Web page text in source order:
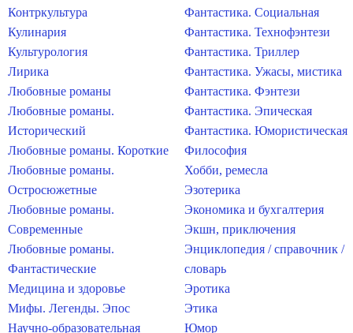
Контркультура
Кулинария
Культурология
Лирика
Любовные романы
Любовные романы.
Исторический
Любовные романы. Короткие
Любовные романы.
Остросюжетные
Любовные романы.
Современные
Любовные романы.
Фантастические
Медицина и здоровье
Мифы. Легенды. Эпос
Научно-образовательная
Фантастика. Социальная
Фантастика. Технофэнтези
Фантастика. Триллер
Фантастика. Ужасы, мистика
Фантастика. Фэнтези
Фантастика. Эпическая
Фантастика. Юмористическая
Философия
Хобби, ремесла
Эзотерика
Экономика и бухгалтерия
Экшн, приключения
Энциклопедия / справочник /
словарь
Эротика
Этика
Юмор